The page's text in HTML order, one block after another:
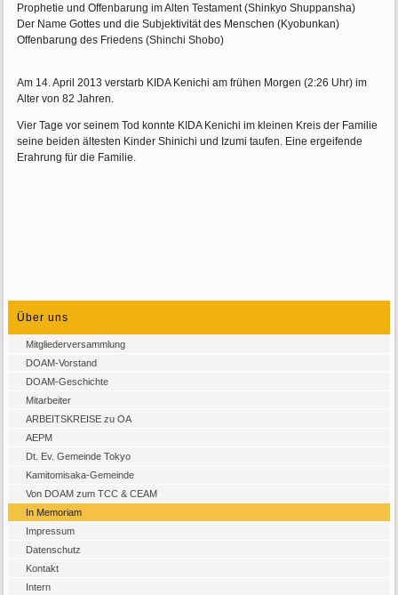
Prophetie und Offenbarung im Alten Testament (Shinkyo Shuppansha)
Der Name Gottes und die Subjektivität des Menschen (Kyobunkan)
Offenbarung des Friedens (Shinchi Shobo)
Am 14. April 2013 verstarb KIDA Kenichi am frühen Morgen (2:26 Uhr) im
Alter von 82 Jahren.
Vier Tage vor seinem Tod konnte KIDA Kenichi im kleinen Kreis der Familie
seine beiden ältesten Kinder Shinichi und Izumi taufen. Eine ergeifende
Erahrung für die Familie.
Über uns
Mitgliederversammlung
DOAM-Vorstand
DOAM-Geschichte
Mitarbeiter
ARBEITSKREISE zu OA
AEPM
Dt. Ev. Gemeinde Tokyo
Kamitomisaka-Gemeinde
Von DOAM zum TCC & CEAM
In Memoriam
Impressum
Datenschutz
Kontakt
Intern